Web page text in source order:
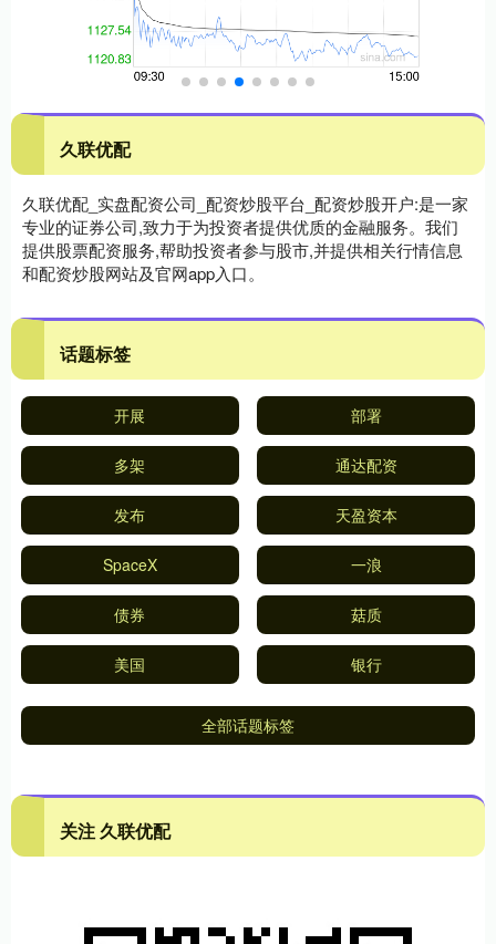
久联优配
久联优配_实盘配资公司_配资炒股平台_配资炒股开户:是一家
专业的证券公司,致力于为投资者提供优质的金融服务。我们
提供股票配资服务,帮助投资者参与股市,并提供相关行情信息
和配资炒股网站及官网app入口。
话题标签
开展 部署
多架 通达配资
发布 天盈资本
SpaceX 一浪
债券 菇质
美国 银行
全部话题标签
关注 久联优配